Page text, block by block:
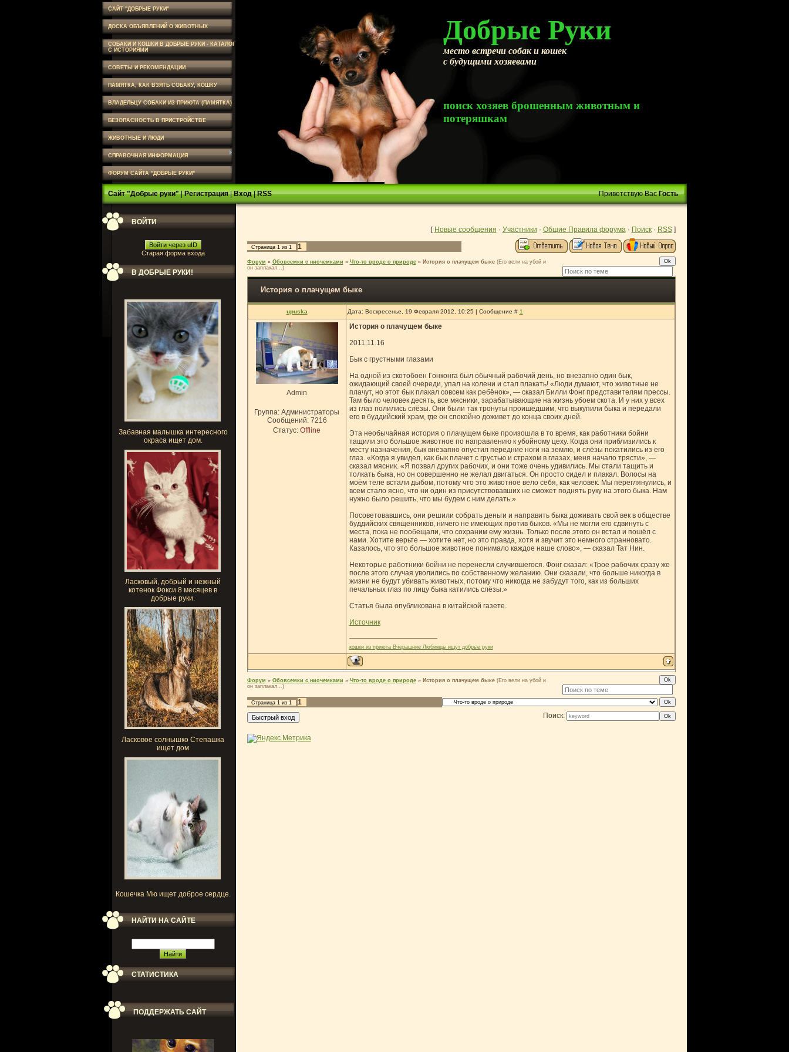
САЙТ "ДОБРЫЕ РУКИ"
ДОСКА ОБЪЯВЛЕНИЙ О ЖИВОТНЫХ
СОБАКИ И КОШКИ В ДОБРЫЕ РУКИ - КАТАЛОГ
С ИСТОРИЯМИ
СОВЕТЫ И РЕКОМЕНДАЦИИ
ПАМЯТКА, КАК ВЗЯТЬ СОБАКУ, КОШКУ
ВЛАДЕЛЬЦУ СОБАКИ ИЗ ПРИЮТА (ПАМЯТКА)
БЕЗОПАСНОСТЬ В ПРИСТРОЙСТВЕ
ЖИВОТНЫЕ И ЛЮДИ
СПРАВОЧНАЯ ИНФОРМАЦИЯ
ФОРУМ САЙТА "ДОБРЫЕ РУКИ"
Добрые Руки
место встречи собак и кошек
с будущими хозяевами
поиск хозяев брошенным животным и
потеряшкам
Сайт "Добрые руки"|Регистрация|Вход|RSS Приветствую Вас Гость
ВОЙТИ
Войти через uID
Старая форма входа
В ДОБРЫЕ РУКИ!
Забавная малышка интересного
окраса ищет дом.
Ласковый, добрый и нежный
котенок Фокси 8 месяцев в
добрые руки.
Ласковое солнышко Степашка
ищет дом
Кошечка Мю ищет доброе сердце.
НАЙТИ НА САЙТЕ
СТАТИСТИКА
ПОДДЕРЖАТЬ САЙТ
[ Новые сообщения · Участники · Общие Правила форума· Поиск· RSS]
Страница 1из 1 1
Форум » Обовсемки с ниочемками » Что-то вроде о природе » История о плачущем быке (Его вели на убой и
он заплакал...)
История о плачущем быке
upuska Дата: Воскресенье, 19 Февраля 2012, 10:25 | Сообщение # 1
Admin
Группа: Администраторы
Сообщений: 7216
Статус: Offline
История о плачущем быке
2011.11.16
Бык с грустными глазами
На одной из скотобоен Гонконга был обычный рабочий день, но внезапно один бык,
ожидающий своей очереди, упал на колени и стал плакать! «Люди думают, что животные не
плачут, но этот бык плакал совсем как ребёнок», — сказал Билли Фонг представителям прессы.
Там было человек десять, все мясники, зарабатывающие на жизнь убоем скота. И у них у всех
из глаз полились слёзы. Они были так тронуты проишедшим, что выкупили быка и передали
его в буддийский храм, где он спокойно доживет до конца своих дней.
Эта необычайная история о плачущем быке произошла в то время, как работники бойни
тащили это большое животное по направлению к убойному цеху. Когда они приблизились к
месту назначения, бык внезапно опустил передние ноги на землю, и слёзы покатились из его
глаз. «Когда я увидел, как бык плачет с грустью и страхом в глазах, меня начало трясти», —
сказал мясник. «Я позвал других рабочих, и они тоже очень удивились. Мы стали тащить и
толкать быка, но он совершенно не желал двигаться. Он просто сидел и плакал. Волосы на
моём теле встали дыбом, потому что это животное вело себя, как человек. Мы переглянулись, и
всем стало ясно, что ни один из присутствовавших не сможет поднять руку на этого быка. Нам
нужно было решить, что мы будем с ним делать.»
Посоветовавшись, они решили собрать деньги и направить быка доживать свой век в обществе
буддийских священников, ничего не имеющих против быков. «Мы не могли его сдвинуть с
места, пока не пообещали, что сохраним ему жизнь. Только после этого он встал и пошёл с
нами. Хотите верьте — хотите нет, но это правда, хотя и звучит это немного странновато.
Казалось, что это большое животное понимало каждое наше слово», — сказал Тат Нин.
Некоторые работники бойни не перенесли случившегося. Фонг сказал: «Трое рабочих сразу же
после этого случая уволились по собственному желанию. Они сказали, что больше никогда в
жизни не будут убивать животных, потому что никогда не забудут того, как из больших
печальных глаз по лицу быка катились слёзы.»
Статья была опубликована в китайской газете.
Источник
кошки из приюта Вчерашние Любимцы ищут добрые руки
Форум » Обовсемки с ниочемками » Что-то вроде о природе » История о плачущем быке (Его вели на убой и
он заплакал...)
Страница 1из 1
1
Поиск: